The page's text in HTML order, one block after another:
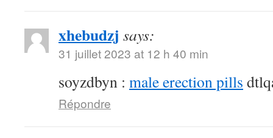
xhebudzj says:
31 juillet 2023 at 12 h 40 min
soyzdbyn : male erection pills
Répondre